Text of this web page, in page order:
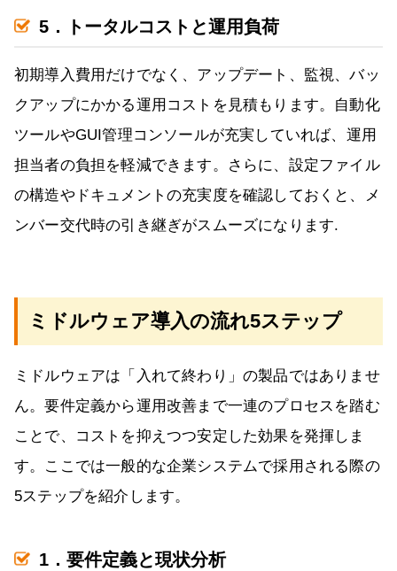
5．トータルコストと運用負荷
初期導入費用だけでなく、アップデート、監視、バッ
クアップにかかる運用コストを見積もります。自動化
ツールやGUI管理コンソールが充実していれば、運用
担当者の負担を軽減できます。さらに、設定ファイル
の構造やドキュメントの充実度を確認しておくと、メ
ンバー交代時の引き継ぎがスムーズになります.
ミドルウェア導入の流れ5ステップ
ミドルウェアは「入れて終わり」の製品ではありませ
ん。要件定義から運用改善まで一連のプロセスを踏む
ことで、コストを抑えつつ安定した効果を発揮しま
す。ここでは一般的な企業システムで採用される際の
5ステップを紹介します。
1．要件定義と現状分析